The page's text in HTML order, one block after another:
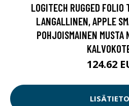
LOGITECH RUGGED
LANGALLINEN, APPLE
POHJOISMAINEN
124.62